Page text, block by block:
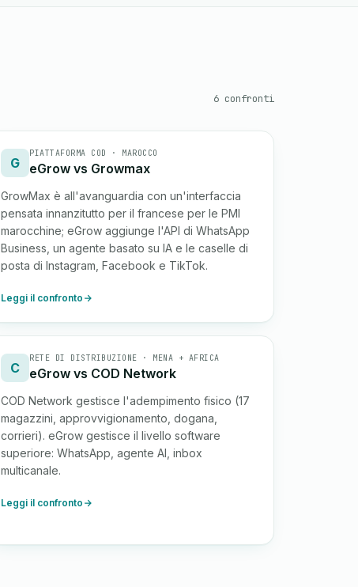
6 confronti
G
PIATTAFORMA COD · MAROCCO
eGrow vs Growmax
GrowMax è all'avanguardia con un'interfaccia
pensata innanzitutto per il francese per le PMI
marocchine; eGrow aggiunge l'API di WhatsApp
Business, un agente basato su IA e le caselle di
posta di Instagram, Facebook e TikTok.
Leggi il confronto
C
RETE DI DISTRIBUZIONE · MENA + AFRICA
eGrow vs COD Network
COD Network gestisce l'adempimento fisico (17
magazzini, approvvigionamento, dogana,
corrieri). eGrow gestisce il livello software
superiore: WhatsApp, agente AI, inbox
multicanale.
Leggi il confronto